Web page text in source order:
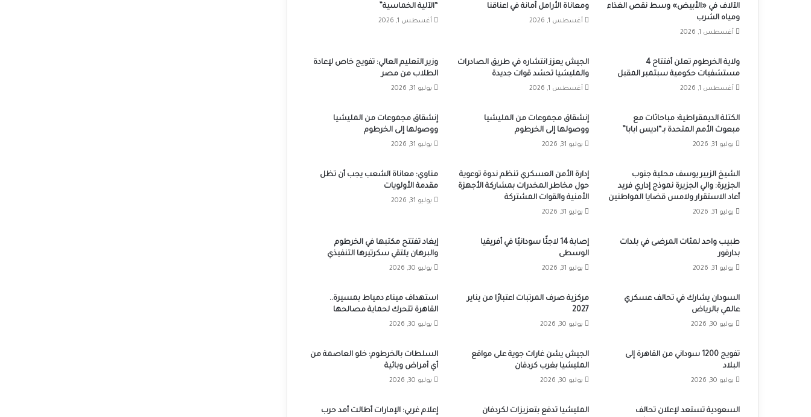
الآلاف في «الأبيض» وسط نقص الغذاء
ومياه الشرب
أغسطس 1, 2026
ومعاناة الأرامل أمانة في اعناقنا
أغسطس 1, 2026
“الآلية الخماسية”
أغسطس 1, 2026
ولاية الخرطوم تعلن أفتتاح 4
مستشفيات حكومية سبتمبر المقبل
أغسطس 1, 2026
الجيش يعزز انتشاره في طريق الصادرات
والمليشيا تحشد قوات جديدة
أغسطس 1, 2026
وزير التعليم العالي: تفويج خاص لإعادة
الطلاب من مصر
يوليو 31, 2026
الكتلة الديمقراطية: مباحاثات مع
مبعوث الأمم المتحدة بـ“اديس ابابا”
يوليو 31, 2026
إنشقاق مجموعات من المليشيا
ووصولها إلى الخرطوم
يوليو 31, 2026
إنشقاق مجموعات من المليشيا
ووصولها إلى الخرطوم
يوليو 31, 2026
الشيخ الزبير يوسف محلية جنوب
الجزيرة: والي الجزيرة نموذج إداري فريد
أعاد الاستقرار ولامس قضايا المواطنين
يوليو 31, 2026
إدارة الأمن العسكري تنظم ندوة توعوية
حول مخاطر المخدرات بمشاركة الأجهزة
الأمنية والقوات المشتركة
يوليو 31, 2026
مناوي: معاناة الشعب يجب أن تظل
مقدمة الأولويات
يوليو 31, 2026
طبيب واحد لمئات المرضى في بلدات
بدارفور
يوليو 31, 2026
إصابة 14 لاجئًا سودانيًا في أفريقيا
الوسطى
يوليو 31, 2026
إيغاد تفتتح مكتبها في الخرطوم
والبرهان يلتقي سكرتيرها التنفيذي
يوليو 30, 2026
السودان يشارك في تحالف عسكري
عالمي بالرياض
يوليو 30, 2026
مركزية صرف المرتبات اعتبارًا من يناير
2027
يوليو 30, 2026
استهداف ميناء دمياط بمسيرة..
القاهرة تتحرك لحماية مصالحها
يوليو 30, 2026
تفويج 1200 سوداني من القاهرة إلى
البلاد
يوليو 30, 2026
الجيش يشن غارات جوية على مواقع
المليشيا بغرب كردفان
يوليو 30, 2026
السلطات بالخرطوم: خلو العاصمة من
أي أمراض وبائية
يوليو 30, 2026
السعودية تستعد لإعلان تحالف المليشيا تدفع بتعزيزات لكردفان إعلام غربي: الإمارات أطالت أمد حرب